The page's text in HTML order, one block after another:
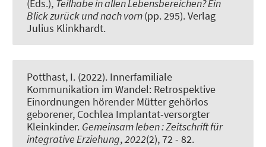
(Eds.), Teilhabe in allen Lebensbereichen? Ein
Blick zurück und nach vorn(pp. 295). Verlag
Julius Klinkhardt.
Potthast, I. (2022). Innerfamiliale
Kommunikation im Wandel: Retrospektive
Einordnungen hörender Mütter gehörlos
geborener, Cochlea Implantat-versorgter
Kleinkinder. Gemeinsam leben : Zeitschrift für
integrative Erziehung,2022(2), 72 - 82.